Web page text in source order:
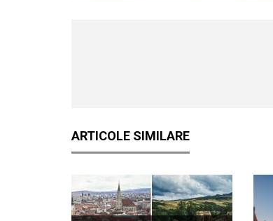
ARTICOLE SIMILARE